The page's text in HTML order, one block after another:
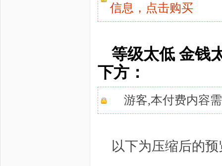
信息， 点击购买
等级太低 金钱
下方：
游客,本付费内容
以下为压缩后的